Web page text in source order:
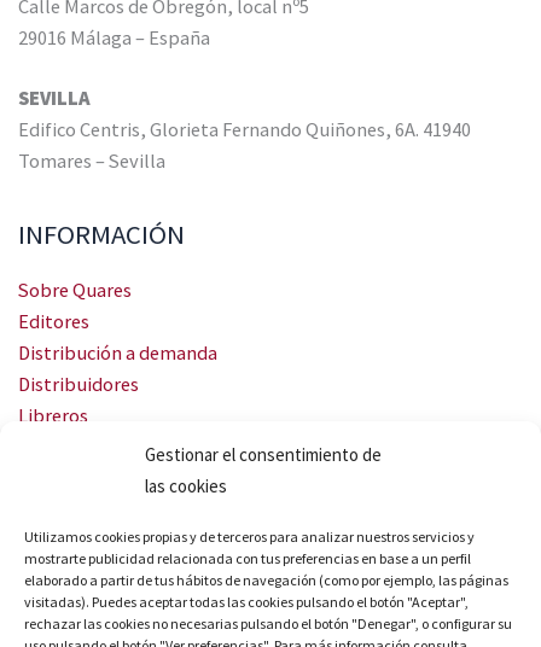
Gestionar el consentimiento de
las cookies
Utilizamos cookies propias y de terceros para analizar nuestros servicios y
mostrarte publicidad relacionada con tus preferencias en base a un perfil
elaborado a partir de tus hábitos de navegación (como por ejemplo, las páginas
visitadas). Puedes aceptar todas las cookies pulsando el botón "Aceptar",
rechazar las cookies no necesarias pulsando el botón "Denegar", o configurar su
Calle Marcos de Obregón, local nº5
29016 Málaga – España
SEVILLA
Edifico Centris, Glorieta Fernando Quiñones, 6A. 41940
Tomares – Sevilla
INFORMACIÓN
Sobre Quares
Editores
Distribución a demanda
Distribuidores
Libreros
Servicio Landingweb
Crea tu audiobook